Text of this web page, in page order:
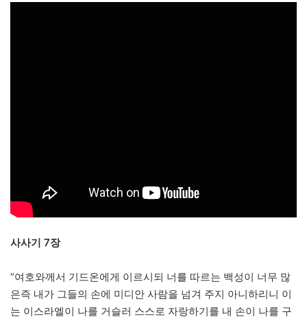
사사기 7장
“여호와께서 기드온에게 이르시되 너를 따르는 백성이 너무 많
은즉 내가 그들의 손에 미디안 사람을 넘겨 주지 아니하리니 이
는 이스라엘이 나를 거슬러 스스로 자랑하기를 내 손이 나를 구